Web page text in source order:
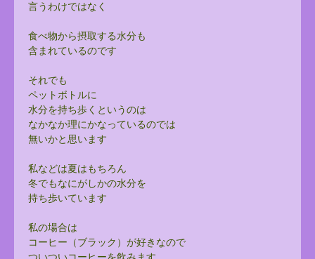
言うわけではなく
食べ物から摂取する水分も
含まれているのです
それでも
ペットボトルに
水分を持ち歩くというのは
なかなか理にかなっているのでは
無いかと思います
私などは夏はもちろん
冬でもなにがしかの水分を
持ち歩いています
私の場合は
コーヒー（ブラック）が好きなので